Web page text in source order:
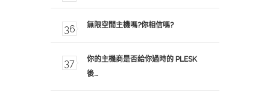
無限空間主機嗎?你相信嗎?
你的主機商是否給你過時的 PLESK
後…